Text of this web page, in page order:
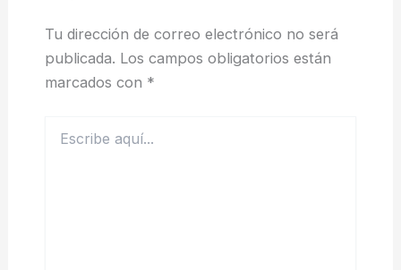
Tu dirección de correo electrónico no será
publicada. Los campos obligatorios están
marcados con *
aquí...